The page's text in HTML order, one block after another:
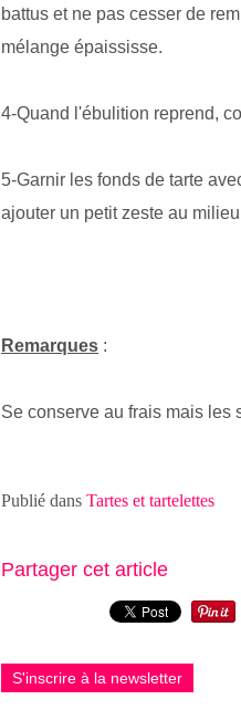
battus et ne pas cesser de
mélange épaississe.
4-Quand l'ébulition reprend,
5-Garnir les fonds de tarte
ajouter un petit zeste au
Remarques :
Se conserve au frais mais les
Publié dans Tartes et tartelettes
Partager cet article
S'inscrire à la newsletter